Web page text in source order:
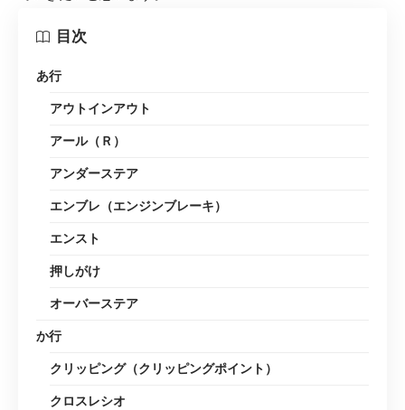
目次
あ行
アウトインアウト
アール（Ｒ）
アンダーステア
エンブレ（エンジンブレーキ）
エンスト
押しがけ
オーバーステア
か行
クリッピング（クリッピングポイント）
クロスレシオ